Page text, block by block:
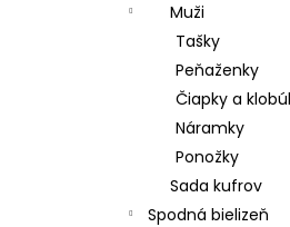
Muži
Tašky
Peňaženky
Čiapky a
Náramky
Ponožky
Sada kufrov
Spodná bielizeň